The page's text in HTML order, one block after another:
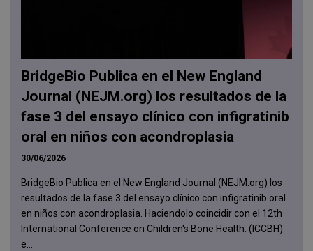
BridgeBio Publica en el New England
Journal (NEJM.org) los resultados de la
fase 3 del ensayo clínico con infigratinib
oral en niños con acondroplasia
30/06/2026
BridgeBio Publica en el New England Journal (NEJM.org) los
resultados de la fase 3 del ensayo clínico con infigratinib oral
en niños con acondroplasia. Haciendolo coincidir con el 12th
International Conference on Children's Bone Health. (ICCBH)
e...